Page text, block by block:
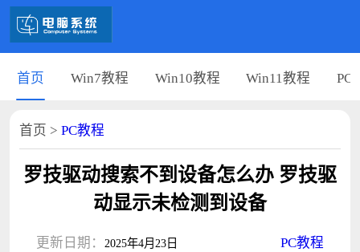
首页 Win7教程 Win10教程 Win11教程 PC
首页 > PC教程
罗技驱动搜索不到设备怎么办 罗技驱
动显示未检测到设备
更新日期： 2025年4月23日 PC教程